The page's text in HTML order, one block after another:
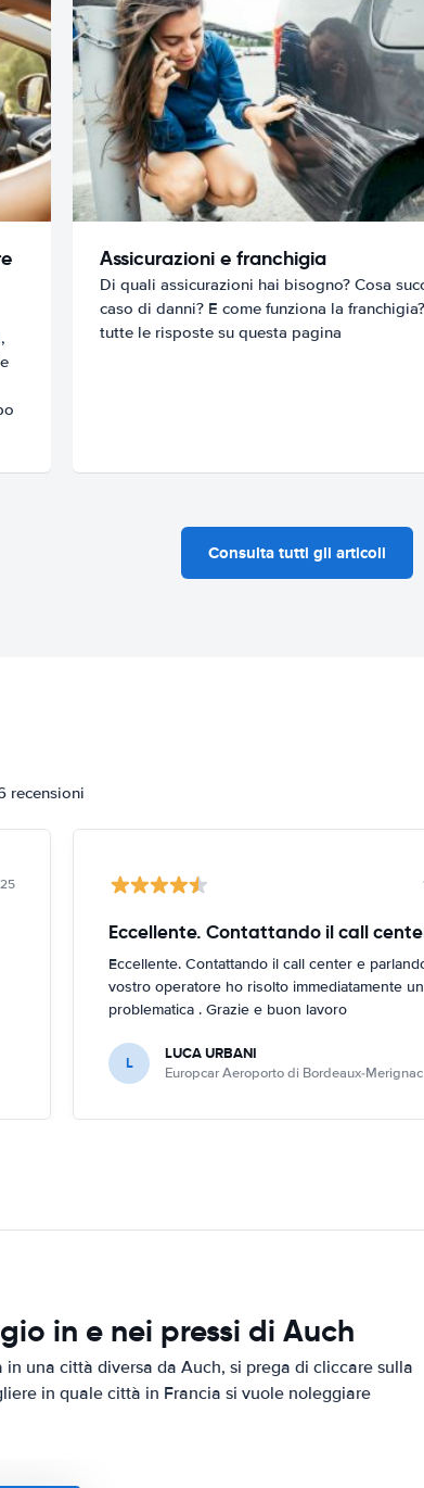
Assicurazioni e franchigia
Di quali assicurazioni hai bisogno? Cosa
caso di danni? E come funziona la
tutte le risposte su questa pagina
Consulta tutti gli articoli
recensioni
Eccellente. Contattando il call
Eccellente. Contattando il call center e
vostro operatore ho risolto immediatamente
problematica . Grazie e buon lavoro
L LUCA URBANI
Europcar Aeroporto di Bordeaux-Merignac
in e nei pressi di Auch
una città diversa da Auch, si prega di cliccare sulla
in quale città in Francia si vuole noleggiare